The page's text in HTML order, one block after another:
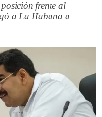
frente al
a La Habana a